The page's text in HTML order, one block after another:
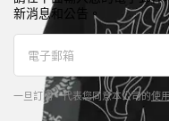
新消息和公告。
一旦訂閱，代表您同意本公司的使